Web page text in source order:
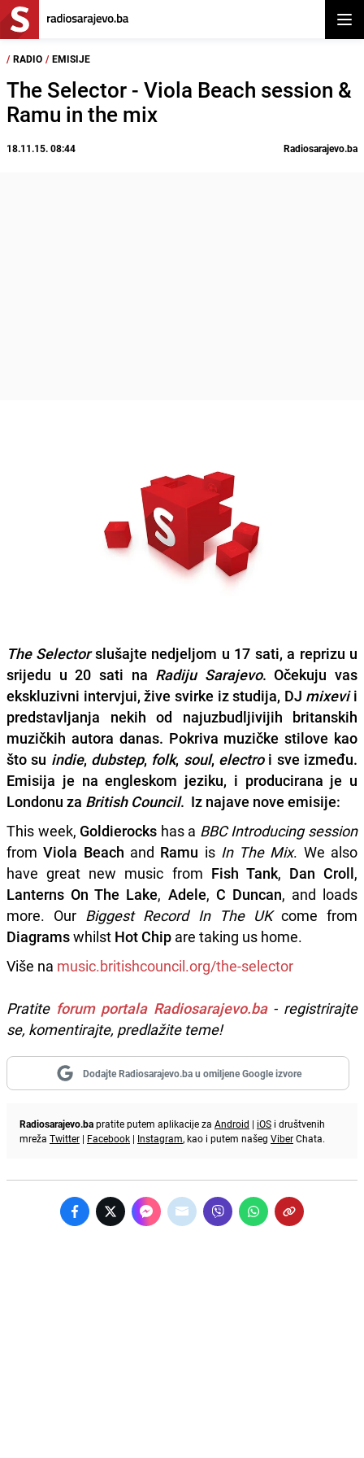
/ RADIO / EMISIJE
The Selector - Viola Beach session &
Ramu in the mix
18.11.15. 08:44 Radiosarajevo.ba
The Selector slušajte nedjeljom u 17 sati, a reprizu u
srijedu u 20 sati na Radiju Sarajevo. Očekuju vas
ekskluzivni intervjui, žive svirke iz studija, DJ mixevii
predstavljanja nekih od najuzbudljivijih britanskih
muzičkih autora danas. Pokriva muzičke stilove kao
što su indie, dubstep, folk, soul, electroi sve između.
Emisija je na engleskom jeziku, i producirana je u
Londonu za British Council. Iz najave nove emisije:
This week, Goldierocks has a BBC Introducing session
fromViola Beach and Ramu is In The Mix. We also
have great new music from Fish Tank, Dan Croll,
Lanterns On The Lake, Adele, C Duncan, and loads
more. Our Biggest Record In The UKcome from
Diagramswhilst Hot Chip are taking us home.
Više na music.britishcouncil.org/the-selector
Pratite forum portala Radiosarajevo.ba- registrirajte
se, komentirajte, predlažite teme!
Dodajte Radiosarajevo.ba u omiljene Google izvore
Radiosarajevo.bapratite putem aplikacije za Android | iOS i društvenih
mreža Twitter | Facebook | Instagram, kao i putem našeg ViberChata.